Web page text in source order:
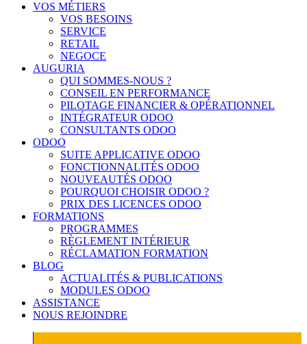
VOS MÉTIERS
VOS BESOINS
SERVICE
RETAIL
NEGOCE
AUGURIA
QUI SOMMES-NOUS ?
CONSEIL EN PERFORMANCE
PILOTAGE FINANCIER & OPÉRATIONNEL
INTÉGRATEUR ODOO
CONSULTANTS ODOO
ODOO
SUITE APPLICATIVE ODOO
FONCTIONNALITÉS ODOO
NOUVEAUTÉS ODOO
POURQUOI CHOISIR ODOO ?
PRIX DES LICENCES ODOO
FORMATIONS
PROGRAMMES
RÈGLEMENT INTÉRIEUR
RÉCLAMATION FORMATION
BLOG
ACTUALITÉS & PUBLICATIONS
MODULES ODOO
ASSISTANCE
NOUS REJOINDRE